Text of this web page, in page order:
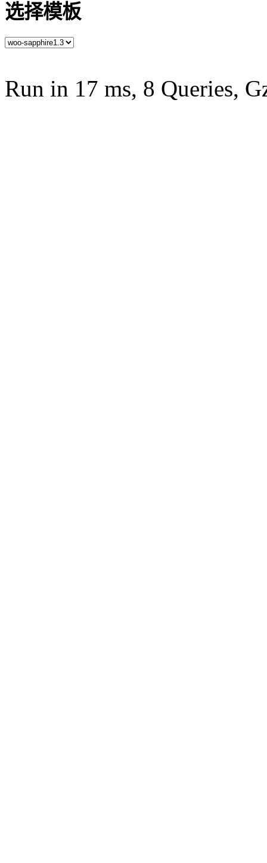
选择模板
Run in 17 ms, 8 Queries,